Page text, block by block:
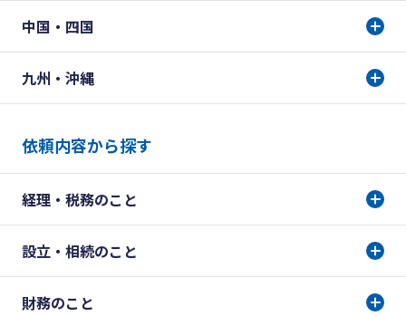
中国・四国
九州・沖縄
依頼内容から探す
経理・税務のこと
設立・相続のこと
財務のこと